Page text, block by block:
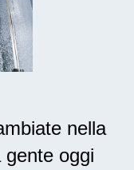
nella
gente oggi